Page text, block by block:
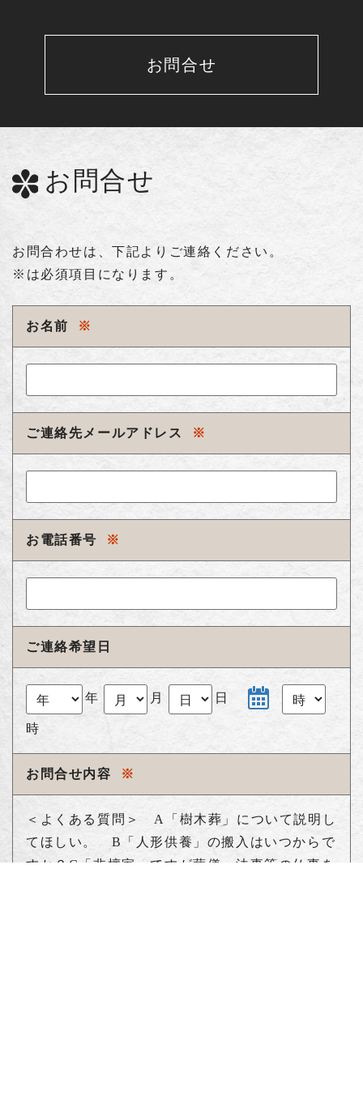
お問合せ
お問合せ
お問合わせは、下記よりご連絡ください。
※は必須項目になります。
お名前 ※
ご連絡先メールアドレス ※
お電話番号 ※
ご連絡希望日
年 月 日
時
お問合せ内容 ※
＜よくある質問＞ A「樹木葬」について説明し
てほしい。 B「人形供養」の搬入はいつからで
すか？C「非檀家」ですが葬儀、法事等の仏事を